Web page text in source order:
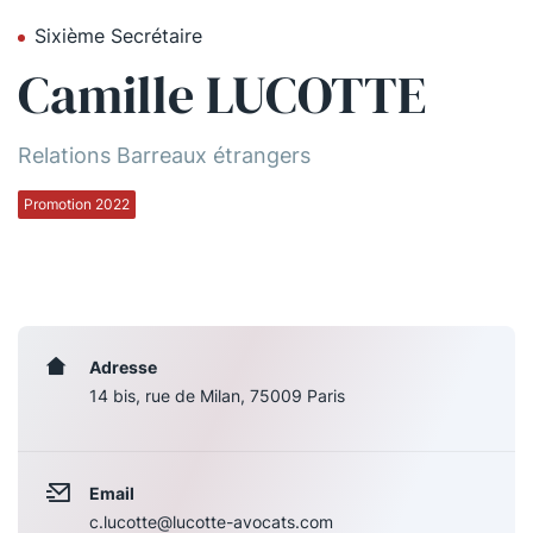
Sixième Secrétaire
Camille LUCOTTE
Relations Barreaux étrangers
Promotion 2022
Adresse
14 bis, rue de Milan, 75009 Paris
Email
c.lucotte@lucotte-avocats.com
Qui sommes-nous ?
La Conférence
La Conférence
Le Concours de la Conférence
La Conférence Berryer